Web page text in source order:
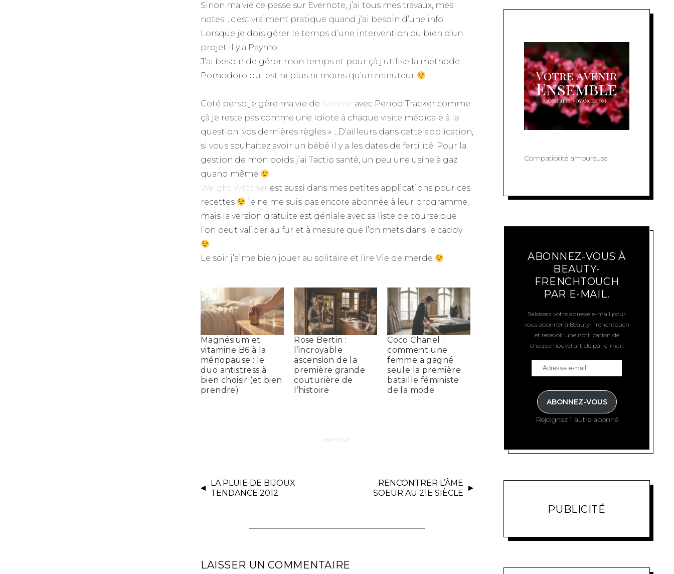
Sinon ma vie ce passe sur Evernote, j’ai tous mes travaux, mes
notes …c’est vraiment pratique quand j’ai besoin d’une info.
Lorsque je dois gérer le temps d’une intervention ou bien d’un
projet il y a Paymo.
J’ai besoin de gérer mon temps et pour çà j’utilise la méthode
Pomodoro qui est ni plus ni moins qu’un minuteur
Coté perso je gère ma vie de femme avec Period Tracker comme
çà je reste pas comme une idiote à chaque visite médicale à la
question ‘vos dernières règles » …D’ailleurs dans cette application,
si vous souhaitez avoir un bébé il y a les dates de fertilité. Pour la
gestion de mon poids j’ai Tactio santé, un peu une usine à gaz
quand même
Weight Watcher est aussi dans mes petites applications pour ces
recettes
je ne me suis pas encore abonnée à leur programme,
mais la version gratuite est géniale avec sa liste de course que
l’on peut valider au fur et à mesure que l’on mets dans le caddy
Le soir j’aime bien jouer au solitaire et lire Vie de merde
Magnésium et
vitamine B6 à la
ménopause : le
duo antistress à
bien choisir (et bien
prendre)
Rose Bertin :
l’incroyable
ascension de la
première grande
couturière de
l’histoire
Coco Chanel :
comment une
femme a gagné
seule la première
bataille féministe
de la mode
IPHONE
LA PLUIE DE BIJOUX
TENDANCE 2012
RENCONTRER L’ÂME
SOEUR AU 21E SIÈCLE
LAISSER UN COMMENTAIRE
Compatibilité amoureuse
ABONNEZ-VOUS À
BEAUTY-
FRENCHTOUCH
PAR E-MAIL.
Saisissez votre adresse e-mail pour
vous abonner à Beauty-Frenchtouch
et recevoir une notification de
chaque nouvel article par e-mail.
ABONNEZ-VOUS
Rejoignez 1 autre abonné
PUBLICITÉ